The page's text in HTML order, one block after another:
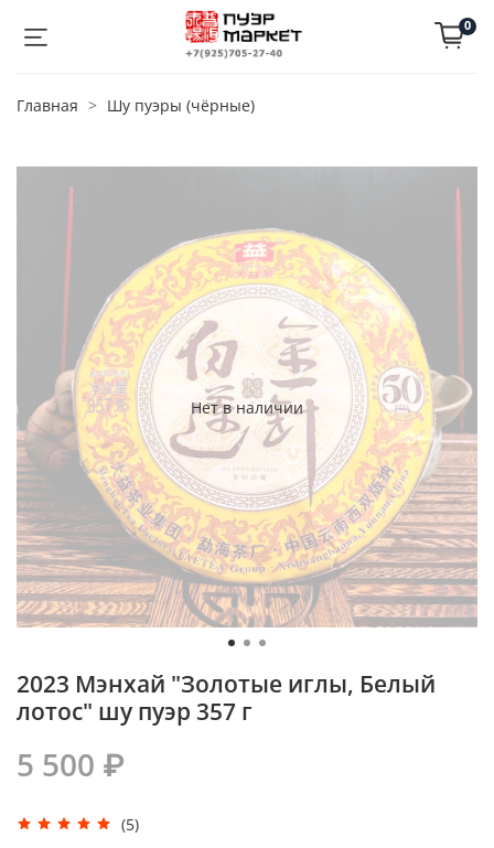
0
Главная Шу пуэры (чёрные)
Нет в наличии
2023 Мэнхай "Золотые иглы, Белый
лотос" шу пуэр 357 г
(5)
5 500 ₽